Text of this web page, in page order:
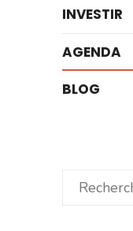
INVESTIR
AGENDA
BLOG
Rechercher